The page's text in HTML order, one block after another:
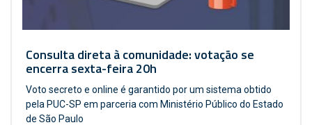
Consulta direta à comunidade: votação se
encerra sexta-feira 20h
Voto secreto e online é garantido por um sistema obtido
pela PUC-SP em parceria com Ministério Público do Estado
de São Paulo